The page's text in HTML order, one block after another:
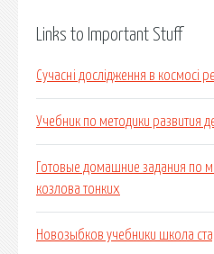
Links to Important Stuff
Сучасні дослідження в космосі
Учебник по методики развития
Готовые домашние задания по
козлова тонких
Новозыбков учебники школа